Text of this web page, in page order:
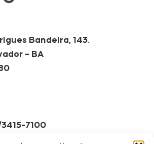
Bandeira, 143.
– BA
7100